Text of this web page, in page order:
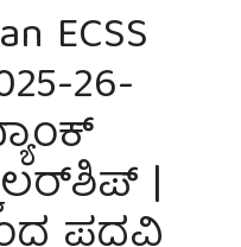
ECSS
26-
|